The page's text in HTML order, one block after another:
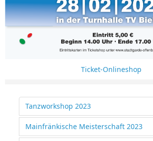
Ticket-Onlineshop
Tanzworkshop 2023
Mainfränkische Meisterschaft 2023